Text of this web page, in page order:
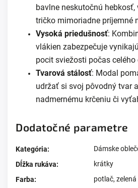
bavlne neskutočnú hebkosť,
tričko mimoriadne príjemné
Vysoká priedušnosť:
vlákien zabezpečuje
pocit sviežosti počas celého
Tvarová stálosť: Modal
udržať si svoj pôvodný tvar
nadmernému krčeniu či
Dodatočné parametre
Kategória:
Dámske
Dĺžka rukáva:
krátky
Farba: potlač, zelená